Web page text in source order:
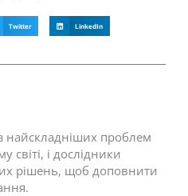
Twitter LinkedIn
найскладніших проблем
світі, і дослідники
рішень, щоб доповнити